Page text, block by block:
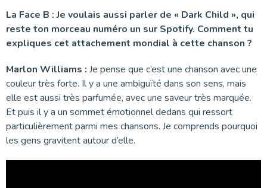
La Face B : Je voulais aussi parler de « Dark Child », qui
reste ton morceau numéro un sur Spotify. Comment tu
expliques cet attachement mondial à cette chanson ?
Marlon Williams : Je pense que c’est une chanson avec une
couleur très forte. Il y a une ambiguïté dans son sens, mais
elle est aussi très parfumée, avec une saveur très marquée.
Et puis il y a un sommet émotionnel dedans qui ressort
particulièrement parmi mes chansons. Je comprends pourquoi
les gens gravitent autour d’elle.